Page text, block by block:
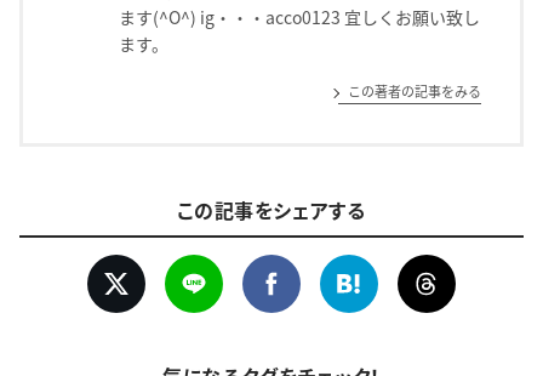
ます(^O^) ig・・・acco0123 宜しくお願い致し
ます。
この著者の記事をみる
この記事をシェアする